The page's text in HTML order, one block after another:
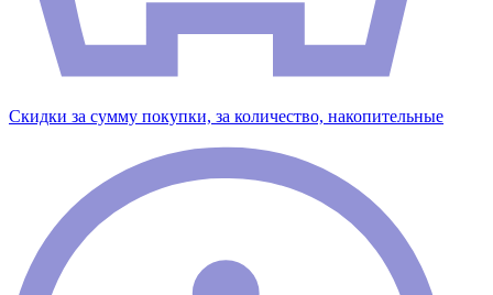
Скидки за сумму покупки, за количество, накопительные